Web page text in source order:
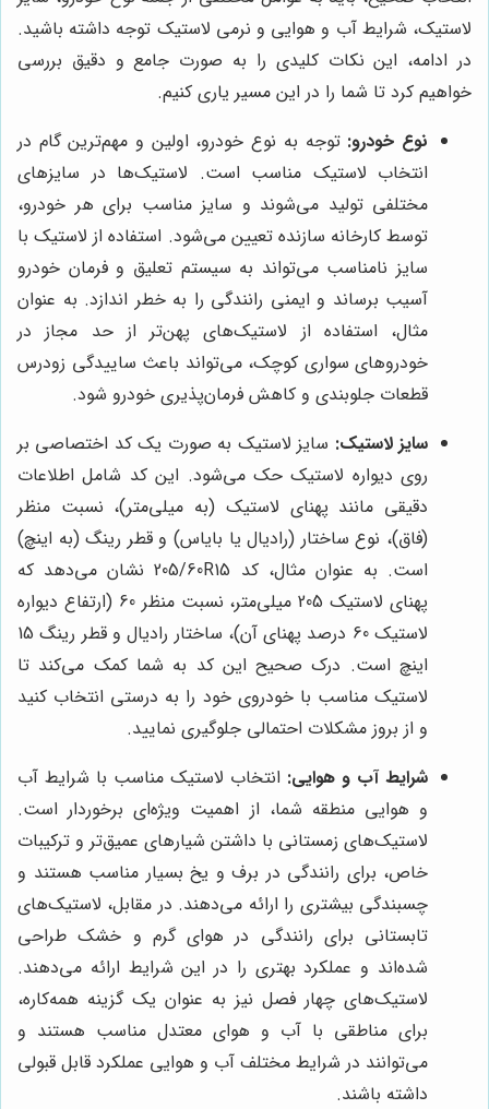
لاستیک، شرایط آب و هوایی و نرمی لاستیک توجه داشته باشید.
در ادامه، این نکات کلیدی را به صورت جامع و دقیق بررسی
خواهیم کرد تا شما را در این مسیر یاری کنیم.
نوع خودرو: توجه به نوع خودرو، اولین و مهم‌ترین گام در
انتخاب لاستیک مناسب است. لاستیک‌ها در سایزهای
مختلفی تولید می‌شوند و سایز مناسب برای هر خودرو،
توسط کارخانه سازنده تعیین می‌شود. استفاده از لاستیک با
سایز نامناسب می‌تواند به سیستم تعلیق و فرمان خودرو
آسیب برساند و ایمنی رانندگی را به خطر اندازد. به عنوان
مثال، استفاده از لاستیک‌های پهن‌تر از حد مجاز در
خودروهای سواری کوچک، می‌تواند باعث ساییدگی زودرس
قطعات جلوبندی و کاهش فرمان‌پذیری خودرو شود.
سایز لاستیک: سایز لاستیک به صورت یک کد اختصاصی بر
روی دیواره لاستیک حک می‌شود. این کد شامل اطلاعات
دقیقی مانند پهنای لاستیک (به میلی‌متر)، نسبت منظر
(فاق)، نوع ساختار (رادیال یا بایاس) و قطر رینگ (به اینچ)
است. به عنوان مثال، کد 205/60R15 نشان می‌دهد که
پهنای لاستیک 205 میلی‌متر، نسبت منظر 60 (ارتفاع دیواره
لاستیک 60 درصد پهنای آن)، ساختار رادیال و قطر رینگ 15
اینچ است. درک صحیح این کد به شما کمک می‌کند تا
لاستیک مناسب با خودروی خود را به درستی انتخاب کنید
و از بروز مشکلات احتمالی جلوگیری نمایید.
شرایط آب و هوایی: انتخاب لاستیک مناسب با شرایط آب
و هوایی منطقه شما، از اهمیت ویژه‌ای برخوردار است.
لاستیک‌های زمستانی با داشتن شیارهای عمیق‌تر و ترکیبات
خاص، برای رانندگی در برف و یخ بسیار مناسب هستند و
چسبندگی بیشتری را ارائه می‌دهند. در مقابل، لاستیک‌های
تابستانی برای رانندگی در هوای گرم و خشک طراحی
شده‌اند و عملکرد بهتری را در این شرایط ارائه می‌دهند.
لاستیک‌های چهار فصل نیز به عنوان یک گزینه همه‌کاره،
برای مناطقی با آب و هوای معتدل مناسب هستند و
می‌توانند در شرایط مختلف آب و هوایی عملکرد قابل قبولی
داشته باشند.